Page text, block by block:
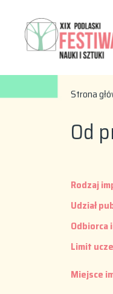
Strona
Od
Rodzaj
Udział
Odbiorca
Limit
Miejsce